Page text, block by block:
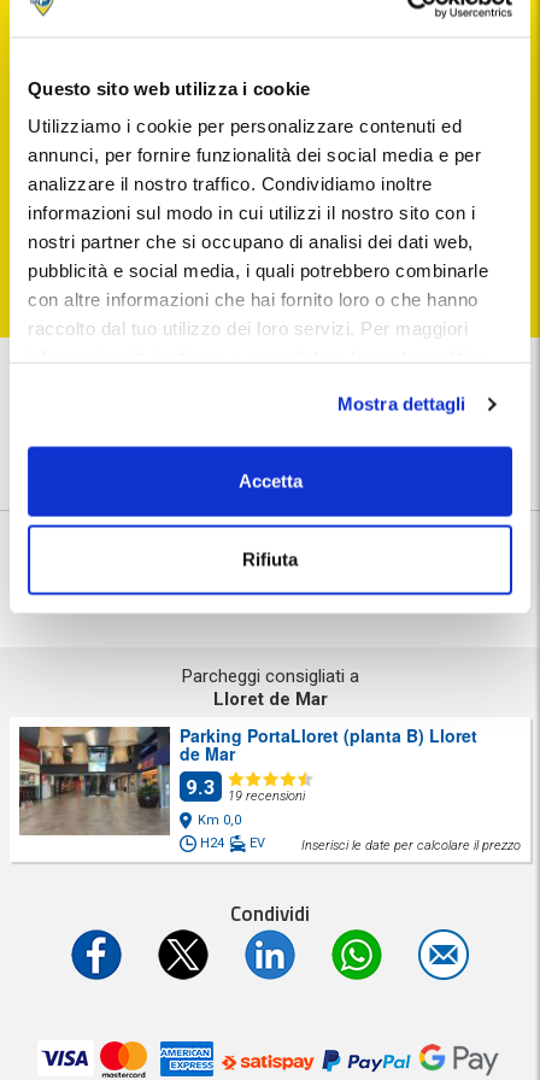
Questo sito web utilizza i cookie
Utilizziamo i cookie per personalizzare contenuti ed
annunci, per fornire funzionalità dei social media e per
analizzare il nostro traffico. Condividiamo inoltre
informazioni sul modo in cui utilizzi il nostro sito con i
nostri partner che si occupano di analisi dei dati web,
pubblicità e social media, i quali potrebbero combinarle
con altre informazioni che hai fornito loro o che hanno
raccolto dal tuo utilizzo dei loro servizi. Per maggiori
Mostra dettagli
Accetta
Rifiuta
USCITA
CERCA
massimo risparmio!
Posto auto garantito
Parcheggi consigliati a
Lloret de Mar
Parking PortaLloret (planta B) Lloret
de Mar
9.3
19 recensioni
Km 0,0
H24
EV Inserisci le date per calcolare il prezzo
Condividi